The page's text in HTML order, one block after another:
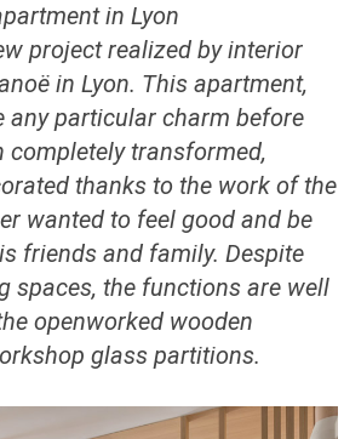
in Lyon
project realized by interior
in Lyon. This apartment,
any particular charm before
completely transformed,
thanks to the work of the
wanted to feel good and be
friends and family. Despite
spaces, the functions are well
openworked wooden
glass partitions.